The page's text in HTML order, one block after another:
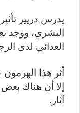
يدرس دريير
البشري، ووجد
العدائي لدى
أثر هذا
إلا أن هناك
آثار.